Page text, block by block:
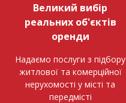
Великий вибір
реальних об'єктів
оренди
Надаємо послуги з підбору
житлової та комерційної
нерухомості у місті та
передмісті